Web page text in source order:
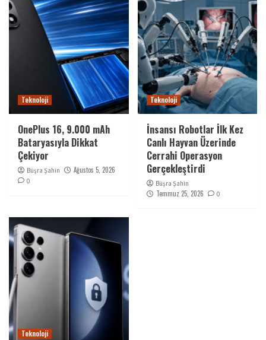
Teknoloji
OnePlus 16, 9.000 mAh
Bataryasıyla Dikkat
Çekiyor
Büşra Şahin Ağustos 5, 2026
0
Teknoloji
İnsansı Robotlar İlk Kez
Canlı Hayvan Üzerinde
Cerrahi Operasyon
Gerçekleştirdi
Büşra Şahin
Temmuz 25, 2026 0
Teknoloji